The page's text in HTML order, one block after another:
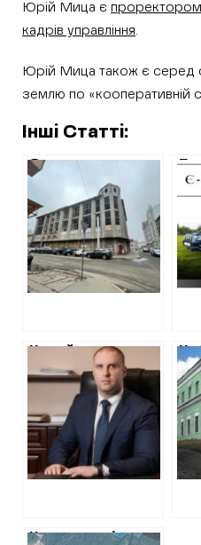
Юрій Мица є проректором
кадрів управління.
Юрій Мица також є серед
землю по «кооперативній
Інші Статті:
Як продавали
будівлю казино
Split у Харкові:
подробиці
Новий голова
ХОДА Олег
Синєгубов:
центрова
нерухомість,
бізнес дружини
та зв’язки з
ЄДАПС
На
Нова перевірка